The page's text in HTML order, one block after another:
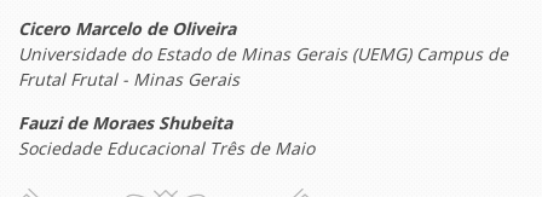
Cicero Marcelo de Oliveira
Universidade do Estado de Minas Gerais (UEMG) Campus de
Frutal Frutal - Minas Gerais
Fauzi de Moraes Shubeita
Sociedade Educacional Três de Maio